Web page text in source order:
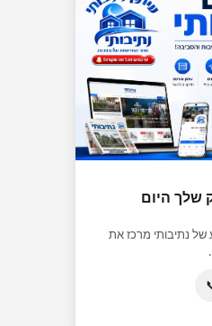
שלך היום
נתיבותי מרכז את